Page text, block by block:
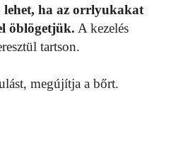
lehet, ha az orrlyukakat
öblögetjük. A kezelés
tartson.
megújítja a bőrt.